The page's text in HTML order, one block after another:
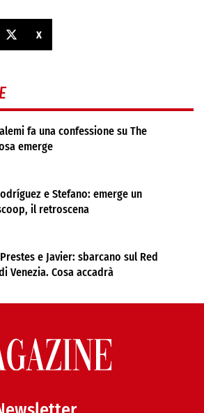
X
fa una confessione su The
emerge
e Stefano: emerge un
il retroscena
e Javier: sbarcano sul Red
Venezia. Cosa accadrà